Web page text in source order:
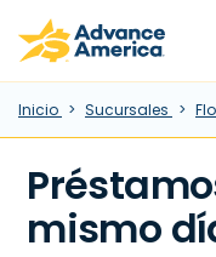
Skip to main content
Advance America
Inicio Sucursales
mismo